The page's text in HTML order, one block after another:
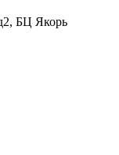
БЦ Якорь